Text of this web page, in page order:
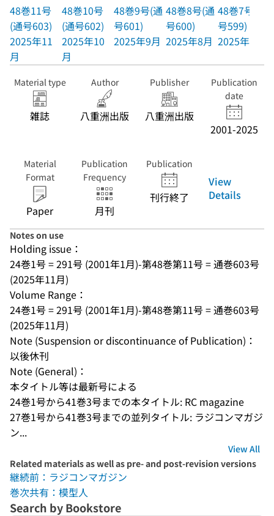
48巻11号
(通号603)
2025年11
月
48巻10号
(通号602)
2025年10
月
48巻9号(通
号601)
2025年9月
48巻8号(通
号600)
2025年8月
48巻7号(通
号599)
2025年7月
Material type
雑誌
Author
八重洲出版
Publisher
八重洲出版
Publication
date
2001-2025
Material
Format
Paper
Publication
Frequency
月刊
Publication
刊行終了
View
Details
Notes on use
Holding issue：
24巻1号 = 291号 (2001年1月)-第48巻第11号 = 通巻603号
(2025年11月)
Volume Range：
24巻1号 = 291号 (2001年1月)-第48巻第11号 = 通巻603号
(2025年11月)
Note (Suspension or discontinuance of Publication)：
以後休刊
Note (General)：
本タイトル等は最新号による
24巻1号から41巻3号までの本タイトル: RC magazine
27巻1号から41巻3号までの並列タイトル: ラジコンマガジ
ン...
View All
Related materials as well as pre- and post-revision versions
継続前：ラジコンマガジン
巻次共有：模型人
Search by Bookstore